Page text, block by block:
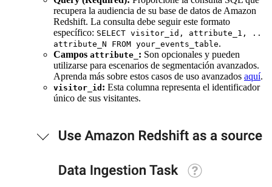
recupera la audiencia de su base de datos de Amazon
Redshift. La consulta debe seguir este formato
específico: SELECT visitor_id, attribute_1, ..
attribute_N FROM your_events_table.
Campos attribute_ : Son opcionales y pueden
utilizarse para escenarios de segmentación avanzados.
Aprenda más sobre estos casos de uso avanzados aquí.
visitor_id : Esta columna representa el identificador
único de sus visitantes.